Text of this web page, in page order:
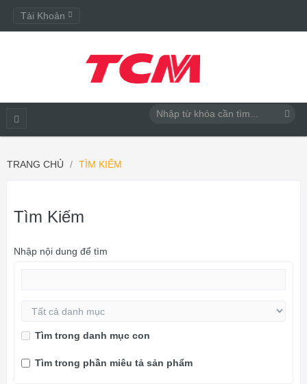
Tài Khoản
TRANG CHỦ TÌM KIẾM
Tìm Kiếm
Nhập nội dung để tìm
Tìm trong danh mục con
Tìm trong phần miêu tả sản phẩm